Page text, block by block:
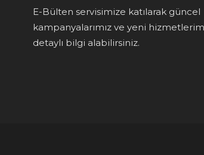
E-Bülten servisimize katılarak güncel
kampanyalarımız ve yeni
detaylı bilgi alabilirsiniz.